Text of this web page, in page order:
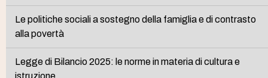
Le politiche sociali a sostegno della famiglia e di contrasto
alla povertà
Legge di Bilancio 2025: le norme in materia di cultura e